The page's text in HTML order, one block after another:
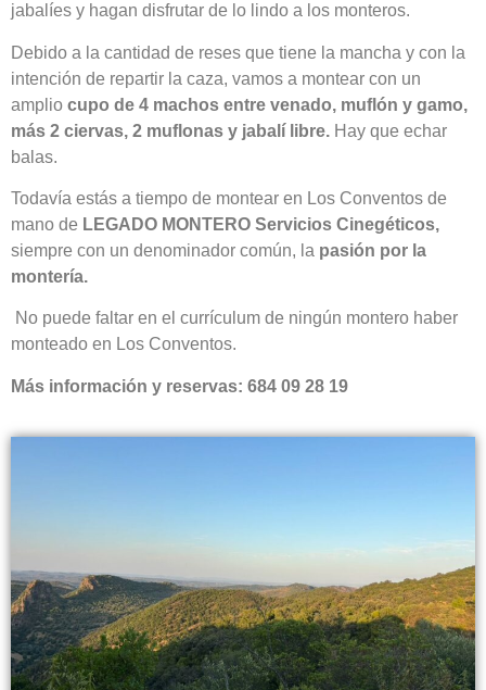
jabalíes y hagan disfrutar de lo lindo a los monteros.
Debido a la cantidad de reses que tiene la mancha y con la
intención de repartir la caza, vamos a montear con un
amplio cupo de 4 machos entre venado, muflón y gamo,
más 2 ciervas, 2 muflonas y jabalí libre. Hay que echar
balas.
Todavía estás a tiempo de montear en Los Conventos de
mano de LEGADO MONTERO Servicios Cinegéticos,
siempre con un denominador común, la pasión por la
montería.
No puede faltar en el currículum de ningún montero haber
monteado en Los Conventos.
Más información y reservas: 684 09 28 19